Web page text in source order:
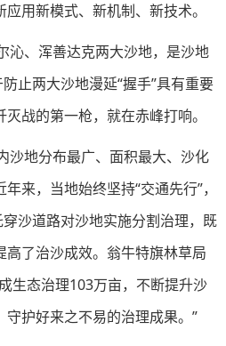
用新模式、新机制、新技术。
沁、浑善达克两大沙地，是沙地
止两大沙地漫延“握手”具有重要
战的第一枪，就在赤峰打响。
沙地分布最广、面积最大、沙化
来，当地始终坚持“交通先行”，
沙道路对沙地实施分割治理，既
了治沙成效。翁牛特旗林草局
生态治理103万亩，不断提升沙
护好来之不易的治理成果。”